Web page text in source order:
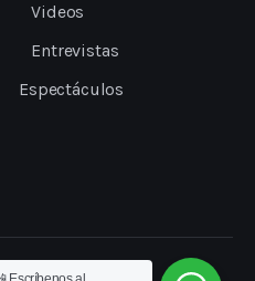
Videos
Entrevistas
Espectáculos